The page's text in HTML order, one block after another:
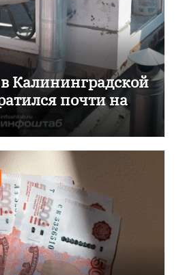
Калининградской
почти на